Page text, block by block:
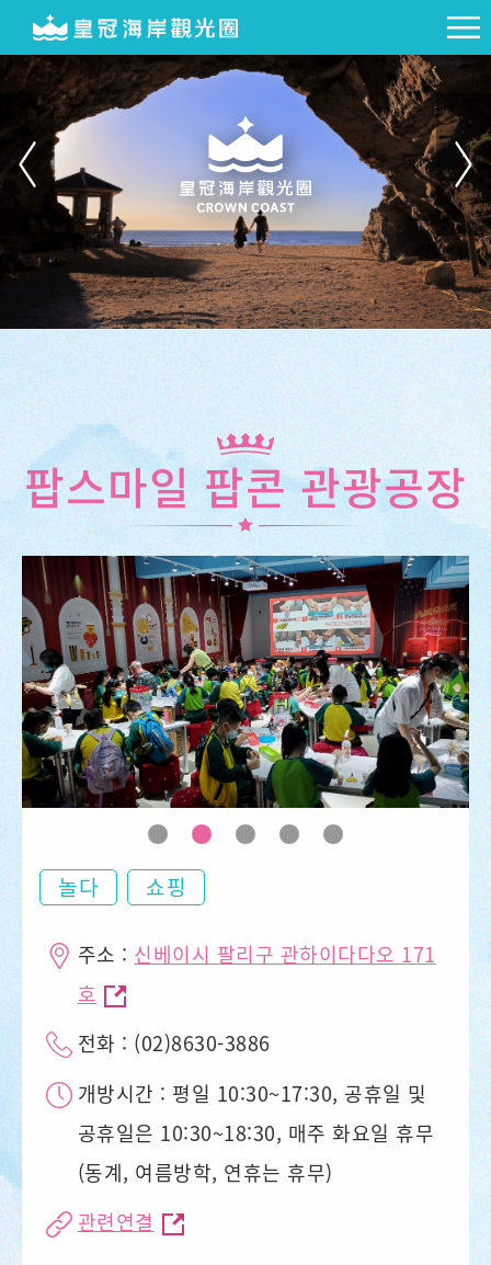
팝스마일 팝콘 관광공장
주소 :
호
전화 : (02)8630-3886
개방시간 : 평일 10:30~17:30, 공휴일 및
공휴일은 10:30~18:30, 매주 화요일 휴무
(동계, 여름방학, 연휴는 휴무)